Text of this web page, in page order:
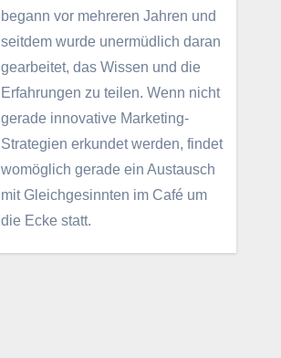
begann vor mehreren Jahren und
seitdem wurde unermüdlich daran
gearbeitet, das Wissen und die
Erfahrungen zu teilen. Wenn nicht
gerade innovative Marketing-
Strategien erkundet werden, findet
womöglich gerade ein Austausch
mit Gleichgesinnten im Café um
die Ecke statt.